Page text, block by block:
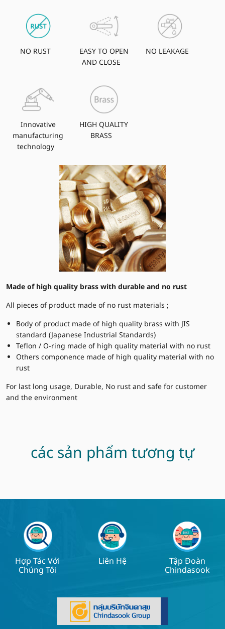
NO RUST
EASY TO OPEN
AND CLOSE
NO LEAKAGE
Innovative
manufacturing
technology
HIGH QUALITY
BRASS
Made of high quality brass with durable and no rust
All pieces of product made of no rust materials ;
Body of product made of high quality brass with JIS
standard (Japanese Industrial Standards)
Teflon / O-ring made of high quality material with no rust
Others componence made of high quality material with no
rust
For last long usage, Durable, No rust and safe for customer
and the environment
các sản phẩm tương tự
Hợp Tác Với
Chúng Tôi
Liên Hệ Tập Đoàn
Chindasook